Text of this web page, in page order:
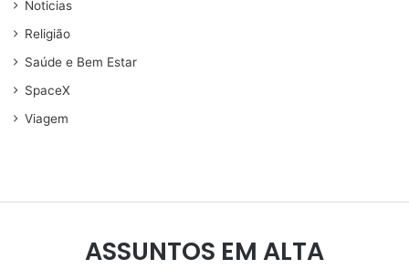
Noticias
Religião
Saúde e Bem Estar
SpaceX
Viagem
ASSUNTOS EM ALTA